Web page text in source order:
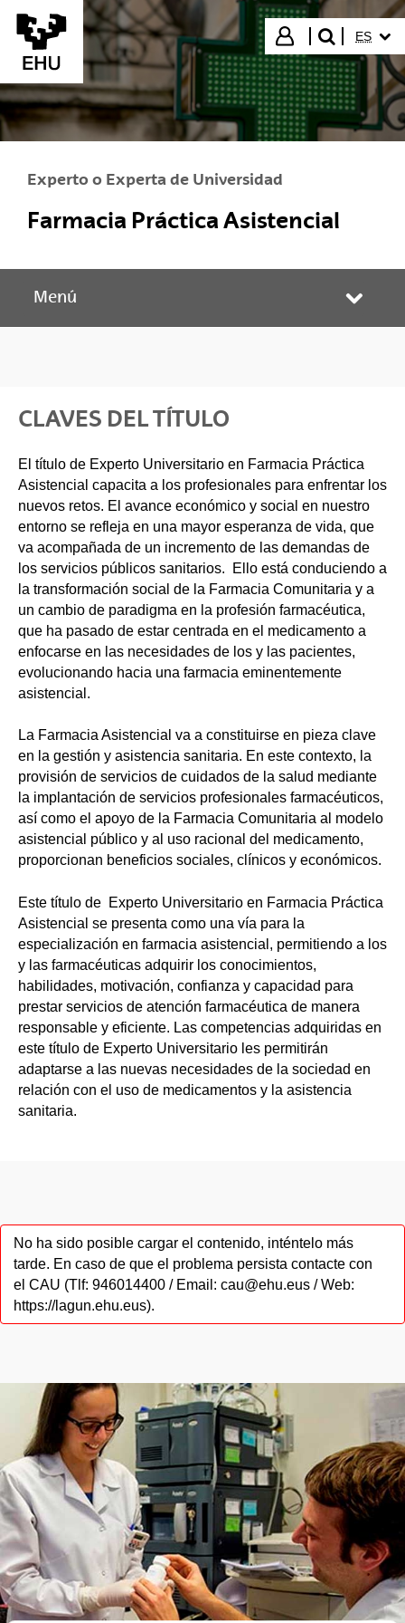
Saltar al contenido principal
Iniciar sesión
buscar"
ES
Experto o Experta de Universidad
Farmacia Práctica Asistencial
Menú
CLAVES DEL TÍTULO
El título de Experto Universitario en Farmacia Práctica
Asistencial capacita a los profesionales para enfrentar los
nuevos retos. El avance económico y social en nuestro
entorno se refleja en una mayor esperanza de vida, que
va acompañada de un incremento de las demandas de
los servicios públicos sanitarios. Ello está conduciendo a
la transformación social de la Farmacia Comunitaria y a
un cambio de paradigma en la profesión farmacéutica,
que ha pasado de estar centrada en el medicamento a
enfocarse en las necesidades de los y las pacientes,
evolucionando hacia una farmacia eminentemente
asistencial.
La Farmacia Asistencial va a constituirse en pieza clave
en la gestión y asistencia sanitaria. En este contexto, la
provisión de servicios de cuidados de la salud mediante
la implantación de servicios profesionales farmacéuticos,
así como el apoyo de la Farmacia Comunitaria al modelo
asistencial público y al uso racional del medicamento,
proporcionan beneficios sociales, clínicos y económicos.
Este título de Experto Universitario en Farmacia Práctica
Asistencial se presenta como una vía para la
especialización en farmacia asistencial, permitiendo a los
y las farmacéuticas adquirir los conocimientos,
habilidades, motivación, confianza y capacidad para
prestar servicios de atención farmacéutica de manera
responsable y eficiente. Las competencias adquiridas en
este título de Experto Universitario les permitirán
adaptarse a las nuevas necesidades de la sociedad en
relación con el uso de medicamentos y la asistencia
sanitaria.
No ha sido posible cargar el contenido, inténtelo más
tarde. En caso de que el problema persista contacte con
el CAU (Tlf: 946014400 / Email: cau@ehu.eus / Web:
https://lagun.ehu.eus).